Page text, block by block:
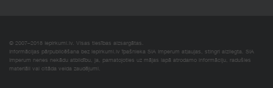
© 2007–2018 Iepirkumi.lv. Visas tiesības aizsargātas.
Informācijas pārpublicēšana bez iepirkumi.lv īpašnieka SIA Imperum atļaujas, stingri aizliegta. SIA
Imperum nenes nekādu atbildību, ja, pamatojoties uz mājas lapā atrodamo informāciju, radušies
materiāli vai citāda veida zaudējumi.